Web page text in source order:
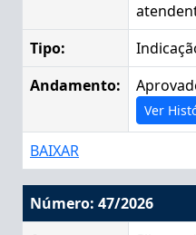
Tipo:
Andamento:
Ver
BAIXAR
Número: 47/2026